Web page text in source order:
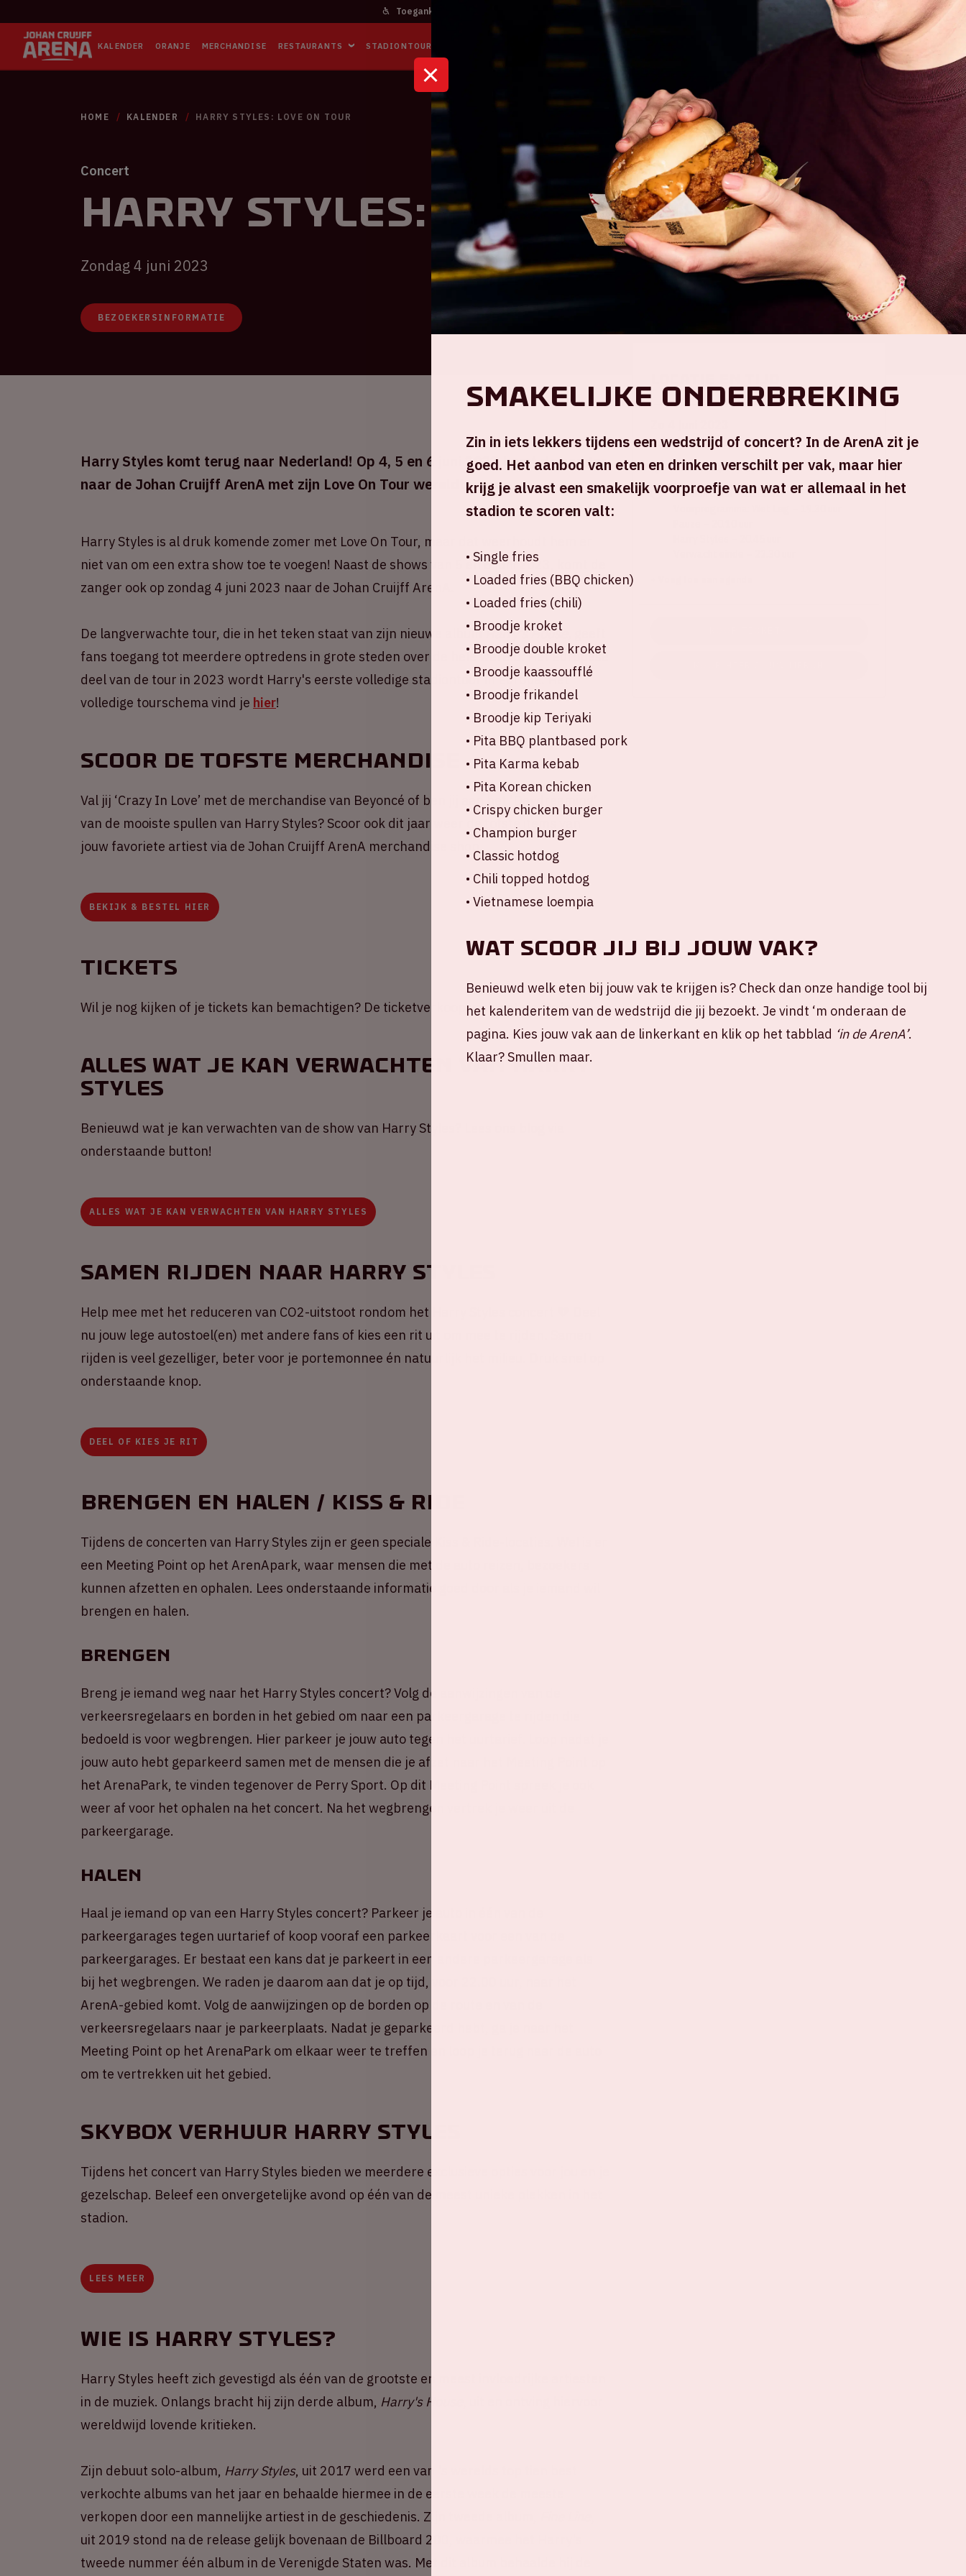
Toegankelijkheid In het stadion Inloggen ArenA portaal
KALENDER ORANJE MERCHANDISE RESTAURANTS STADIONTOURS ZOEKEN
HOME KALENDER HARRY STYLES: LOVE ON TOUR
Concert
Harry Styles: Love On Tour
Zondag 4 juni 2023
BEZOEKERSINFORMATIE
Harry Styles komt terug naar Nederland! Op 4, 5 en 6 juni 2023 komt de zanger
naar de Johan Cruijff ArenA met zijn Love On Tour wereldtournee.
Harry Styles is al druk komende zomer met Love On Tour, maar dat weerhoudt hem er
niet van om een extra show toe te voegen! Naast de shows van 5 en 6 juni 2023, komt de
zanger ook op zondag 4 juni 2023 naar de Johan Cruijff ArenA.
De langverwachte tour, die in het teken staat van zijn nieuwe album Harry's House,
fans toegang tot meerdere optredens in grote steden over de hele wereld. Het Europese
deel van de tour in 2023 wordt Harry's eerste volledige stadiontour in Europa. Het
volledige tourschema vind je hier!
Scoor de tofste merchandise
Val jij ‘Crazy In Love’ met de merchandise van Beyoncé of ben jij aan het ‘Daydreaming’
van de mooiste spullen van Harry Styles? Scoor ook dit jaar weer de tofste items van
jouw favoriete artiest via de Johan Cruijff ArenA merchandise shop.
BEKIJK & BESTEL HIER
Tickets
Wil je nog kijken of je tickets kan bemachtigen? De ticketverkoop verloopt viaMojo .
Alles wat je kan verwachten van Harry
Styles
Benieuwd wat je kan verwachten van de show van Harry Styles? Lees ons blog via
onderstaande button!
ALLES WAT JE KAN VERWACHTEN VAN HARRY STYLES
Samen rijden naar Harry Styles
Help mee met het reduceren van CO2-uitstoot rondom het Harry Styles concert 💚 Deel
nu jouw lege autostoel(en) met andere fans of kies een rit uit om mee te rijden. Samen
rijden is veel gezelliger, beter voor je portemonnee én natuurlijk het milieu. Druk snel op
onderstaande knop.
DEEL OF KIES JE RIT
Brengen en halen / Kiss & Ride
Tijdens de concerten van Harry Styles zijn er geen speciale Kiss & Ride-locaties. Wel is er
een Meeting Point op het ArenApark, waar mensen die met de auto reizen, bezoekers
kunnen afzetten en ophalen. Lees onderstaande informatie goed door als je iemand wil
brengen en halen.
Brengen
Breng je iemand weg naar het Harry Styles concert? Volg de aanwijzingen van de
verkeersregelaars en borden in het gebied om naar een parkeergarage te rijden die
bedoeld is voor wegbrengen. Hier parkeer je jouw auto tegen het uurtarief. Loop nadat je
jouw auto hebt geparkeerd samen met de mensen die je afzet naar het Meeting Point op
het ArenaPark, te vinden tegenover de Perry Sport. Op dit Meeting Point spreek je ook
weer af voor het ophalen na het concert. Na het wegbrengen vertrek je weer uit de
parkeergarage.
Halen
Haal je iemand op van een Harry Styles concert? Parkeer je auto in één van de
parkeergarages tegen uurtarief of koop vooraf een parkeerkaart voor een van de
parkeergarages. Er bestaat een kans dat je parkeert in een andere parkeergarage als
bij het wegbrengen. We raden je daarom aan dat je op tijd, voor 22.00 uur, naar het
ArenA-gebied komt. Volg de aanwijzingen op de borden op de route en van de
verkeersregelaars naar je parkeerplaats. Nadat je geparkeerd hebt, ga je naar het
Meeting Point op het ArenaPark om elkaar weer te treffen en loop je terug naar de auto
om te vertrekken uit het gebied.
Skybox verhuur Harry Styles
Tijdens het concert van Harry Styles bieden we meerdere exclusieve opties voor jou en je
gezelschap. Beleef een onvergetelijke avond op één van de meest unieke plekken in het
stadion.
LEES MEER
Wie is Harry Styles?
Harry Styles heeft zich gevestigd als één van de grootste en meest invloedrijke artiesten
in de muziek. Onlangs bracht hij zijn derde album, Harry's House
wereldwijd lovende kritieken.
Zijn debuut solo-album, Harry Styles, uit 2017 werd een van 's werelds top tien best
verkochte albums van het jaar en behaalde hiermee in de eerste week de meeste
verkopen door een mannelijke artiest in de geschiedenis. Zijn tweede album,
uit 2019 stond na de release gelijk bovenaan de Billboard 200, waarmee het Harry's
tweede nummer één album in de Verenigde Staten was. Met dit album behaalde hij de
Johan Cruijff ArenA
Stadion open – 18.00 uur
Smakelijke onderbreking
Zin in iets lekkers tijdens een wedstrijd of concert? In de ArenA zit je
goed. Het aanbod van eten en drinken verschilt per vak, maar hier
krijg je alvast een smakelijk voorproefje van wat er allemaal in het
stadion te scoren valt:
• Single fries
• Loaded fries (BBQ chicken)
• Loaded fries (chili)
• Broodje kroket
• Broodje double kroket
• Broodje kaassoufflé
• Broodje frikandel
• Broodje kip Teriyaki
• Pita BBQ plantbased pork
• Pita Karma kebab
• Pita Korean chicken
• Crispy chicken burger
• Champion burger
• Classic hotdog
• Chili topped hotdog
• Vietnamese loempia
Wat scoor jij bij jouw vak?
Benieuwd welk eten bij jouw vak te krijgen is? Check dan onze handige tool bij
het kalenderitem van de wedstrijd die jij bezoekt. Je vindt ‘m onderaan de
pagina. Kies jouw vak aan de linkerkant en klik op het tabblad ‘in de ArenA’.
Klaar? Smullen maar.